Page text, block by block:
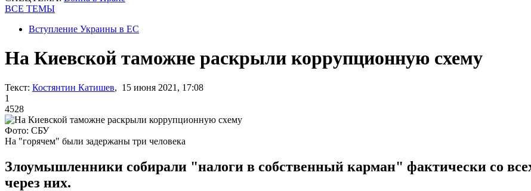
ВСЕ ТЕМЫ
Вступление Украины в ЕС
На Киевской таможне раскрыли коррупционную схему
Текст: Костянтин Катишев, 15 июня 2021, 17:08
1
4528
Фото: СБУ
На "горячем" были задержаны три человека
Злоумышленники собирали "налоги в собственный карман" фактически со
через них.